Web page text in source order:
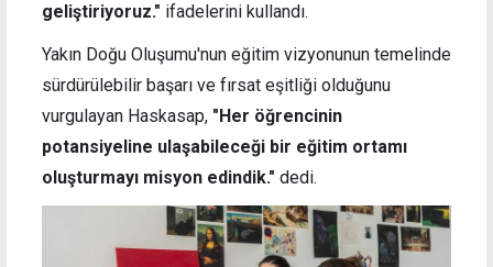
geliştiriyoruz." ifadelerini kullandı.
Yakın Doğu Oluşumu'nun eğitim vizyonunun temelinde
sürdürülebilir başarı ve fırsat eşitliği olduğunu
vurgulayan Haskasap, "Her öğrencinin
potansiyeline ulaşabileceği bir eğitim ortamı
oluşturmayı misyon edindik." dedi.